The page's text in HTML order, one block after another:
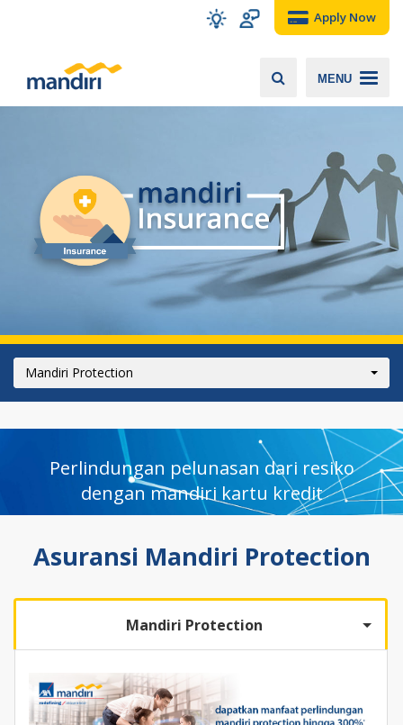
Apply Now
MENU
Mandiri Protection
Perlindungan pelunasan dari resiko
dengan mandiri kartu kredit
Asuransi Mandiri Protection
Mandiri Protection